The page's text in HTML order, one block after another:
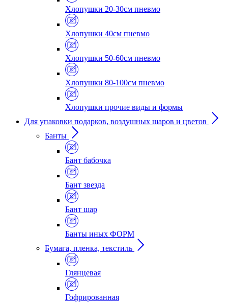
Хлопушки 20-30см пневмо
Хлопушки 40см пневмо
Хлопушки 50-60см пневмо
Хлопушки 80-100см пневмо
Хлопушки прочие виды и формы
Для упаковки подарков, воздушных шаров и цветов
Банты
Бант бабочка
Бант звезда
Бант шар
Банты иных ФОРМ
Бумага, пленка, текстиль
Глянцевая
Гофрированная